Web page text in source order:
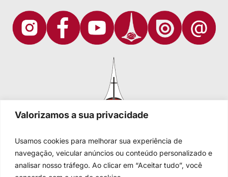
Valorizamos a sua privacidade
Usamos cookies para melhorar sua experiência de
navegação, veicular anúncios ou conteúdo personalizado e
analisar nosso tráfego. Ao clicar em “Aceitar tudo”, você
Igreja Evangélica de Confissão Luterana no Brasil